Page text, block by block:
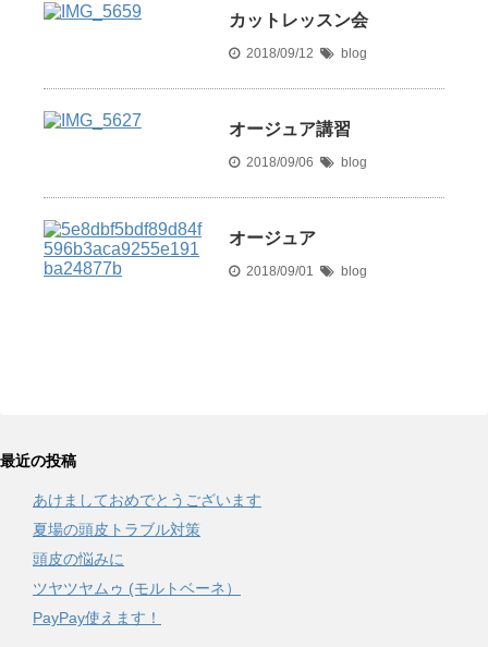
カットレッスン会
2018/09/12 blog
オージュア講習
2018/09/06 blog
オージュア
2018/09/01 blog
最近の投稿
あけましておめでとうございます
夏場の頭皮トラブル対策
頭皮の悩みに
ツヤツヤムゥ (モルトベーネ）
PayPay使えます！